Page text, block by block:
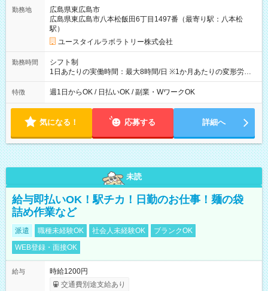
勤務地
広島県東広島市
広島県東広島市八本松飯田6丁目1497番（最寄り駅：八本松
駅）
ユースタイルラボラトリー株式会社
勤務時間
シフト制
1日あたりの実働時間：最大8時間/日 ※1か月あたりの変形労働
制（週平均40時間以内） 夜勤：17:00-翌09:00（休憩2時間）
特徴 週1日からOK / 日払いOK / 副業・WワークOK
気になる！ 応募する 詳細へ
未読
給与即払いOK！駅チカ！日勤のお仕事！麺の袋
詰め作業など
派遣 職種未経験OK 社会人未経験OK
ブランクOK
WEB登録・面接OK
給与
時給1200円
交通費別途支給あり